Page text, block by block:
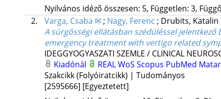
Nyilvános idéző összesen: 5, Független: 3,
2.
Varga, Csaba ✉; Nagy, Ferenc ; Drubits, Katalin
A sürgősségi ellátásban szédüléssel
emergency treatment with vertigo related
IDEGGYOGYASZATI SZEMLE / CLINICAL
Kiadónál
REALWoS Scopus PubMed
Szakcikk (Folyóiratcikk) | Tudományos
[2595666] [Egyeztetett]